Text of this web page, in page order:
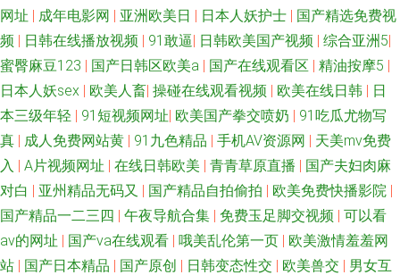
久一久久 91免费观看视频 久久精品看久久 91豆花吃瓜视频 久久精品一级毛
在线电影 精品丝袜黑丝在线观看 91爱爱在线影院 国内精品久久98 99中文字
幕在线视频 91com男女操 久久人妻精品 91玉足性爱福利影视足交 日韩成人
网站欧美网站 91伊久 日韩成人久久 久久手机视频免费精品 俺去啦俺去撸 超
碰人人91 影视先锋av一区 ts性爱视频网站 五月天婷婷不卡 福利国产91 91福
网址 | 成年电影网 | 亚洲欧美日 | 日本人妖护士 | 国产精选免费视
频 | 日韩在线播放视频 | 91敢逼| 日韩欧美国产视频 | 综合亚洲5|
蜜臀麻豆123 | 国产日韩区欧美a | 国产在线观看区 | 精油按摩5 |
日本人妖sex | 欧美人畜| 操碰在线观看视频 | 欧美在线日韩 | 日
本三级年轻 | 91短视频网址| 欧美国产拳交喷奶 | 91吃瓜尤物写
真 | 成人免费网站黄 | 91九色精品 | 手机AV资源网 | 天美mv免费
入 | A片视频网址 | 在线日韩欧美 | 青青草原直播 | 国产夫妇肉麻
对白 | 亚州精品无码又 | 国产精品自拍偷拍 | 欧美免费快播影院 |
国产精品一二三四 | 午夜导航合集 | 免费玉足脚交视频 | 可以看
av的网址 | 国产va在线观看 | 哦美乱伦第一页 | 欧美激情羞羞网
站 | 国产日本精品 | 国产原创 | 日韩变态性交 | 欧美兽交 | 男女互